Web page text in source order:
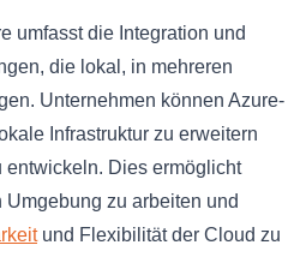
umfasst die Integration und
die lokal, in mehreren
Unternehmen können Azure-
Infrastruktur zu erweitern
entwickeln. Dies ermöglicht
zu arbeiten und
und Flexibilität der Cloud zu